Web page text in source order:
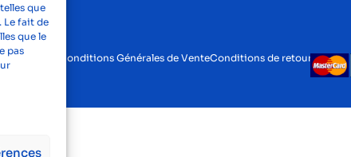
que
Le fait de
que le
pas
légales Conditions Générales de VenteConditions de retour